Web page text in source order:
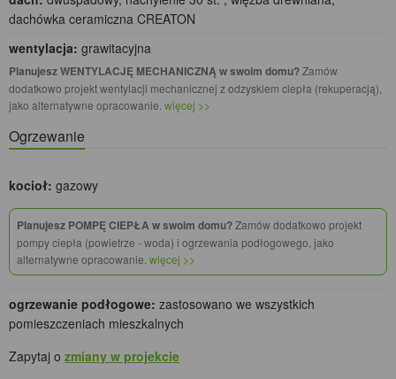
dachówka ceramiczna CREATON
wentylacja: grawitacyjna
Planujesz WENTYLACJĘ MECHANICZNĄ w swoim domu?Zamów
dodatkowo projekt wentylacji mechanicznej z odzyskiem ciepła (rekuperacją),
jako alternatywne opracowanie. więcej >>
Ogrzewanie
kocioł: gazowy
Planujesz POMPĘ CIEPŁA w swoim domu?Zamów dodatkowo projekt
pompy ciepła (powietrze - woda) i ogrzewania podłogowego, jako
alternatywne opracowanie. więcej >>
ogrzewanie podłogowe: zastosowano we wszystkich
pomieszczeniach mieszkalnych
Zapytaj o zmiany w projekcie